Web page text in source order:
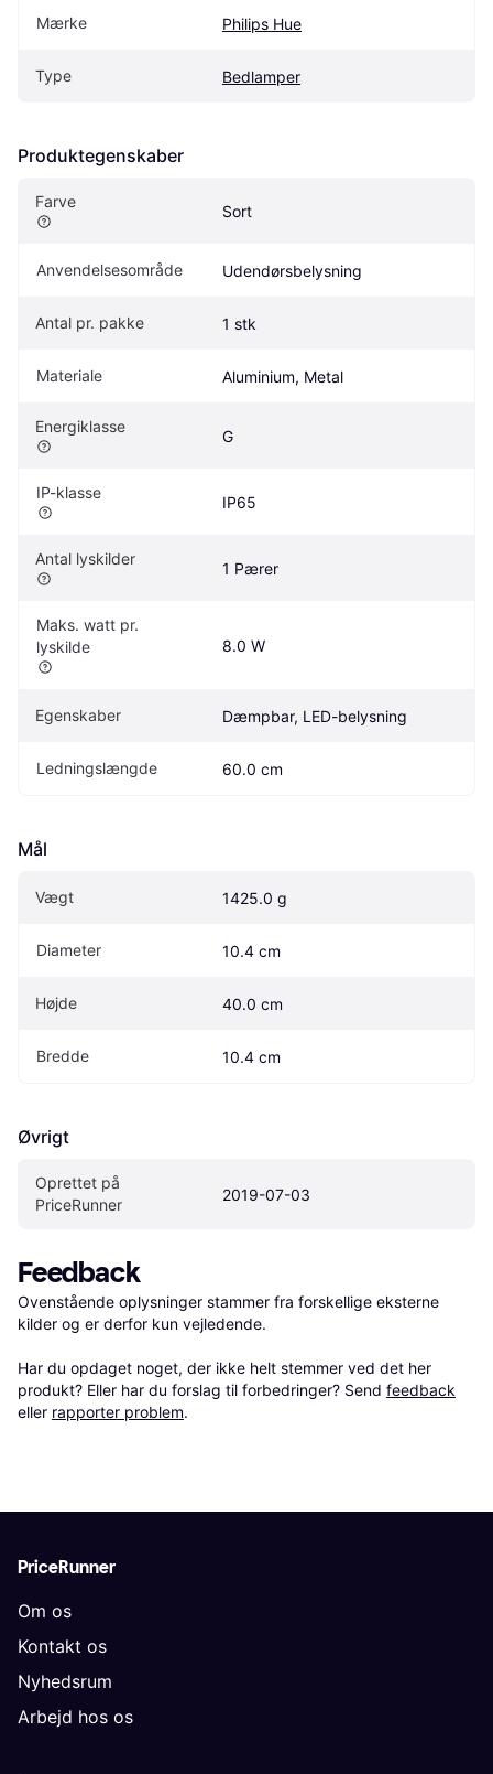
Mærke Philips Hue
Type Bedlamper
Produktegenskaber
Farve
Sort
Anvendelsesområde Udendørsbelysning
Antal pr. pakke 1 stk
Materiale Aluminium, Metal
Energiklasse
G
IP-klasse
IP65
Antal lyskilder
1 Pærer
Maks. watt pr.
lyskilde
8.0 W
Egenskaber Dæmpbar, LED-belysning
Ledningslængde 60.0 cm
Mål
Vægt 1425.0 g
Diameter 10.4 cm
Højde 40.0 cm
Bredde 10.4 cm
Øvrigt
Oprettet på
PriceRunner
2019-07-03
Feedback
Ovenstående oplysninger stammer fra forskellige eksterne
kilder og er derfor kun vejledende.
Har du opdaget noget, der ikke helt stemmer ved det her
produkt? Eller har du forslag til forbedringer? Send feedback
eller rapporter problem.
PriceRunner
Om os
Kontakt os
Nyhedsrum
Arbejd hos os